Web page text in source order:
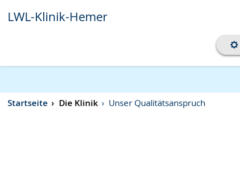
LWL-Klinik-Hemer
Startseite Die Klinik Unser Qualitätsanspruch